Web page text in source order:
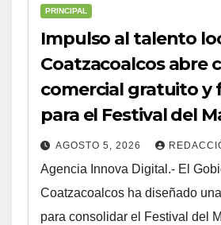
PRINCIPAL
Impulso al talento
Coatzacoalcos abre
comercial gratuito y
para el Festival del
AGOSTO 5, 2026
Agencia Innova Digital.- El
Coatzacoalcos ha diseñado
para consolidar el ⁠Festival del